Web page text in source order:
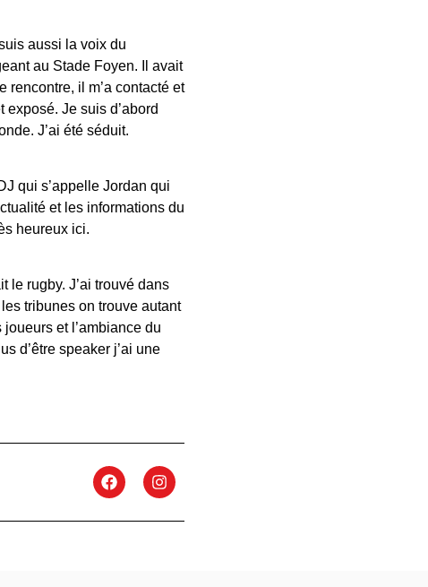
aussi la voix du
au Stade Foyen. Il avait
il m’a contacté et
Je suis d’abord
J’ai été séduit.
qui s’appelle Jordan qui
et les informations du
heureux ici.
le rugby. J’ai trouvé dans
tribunes on trouve autant
et l’ambiance du
d’être speaker j’ai une